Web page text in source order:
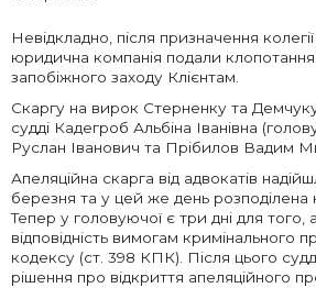
Невідкладно, після призначення
юридична компанія подали
запобіжного заходу Клієнтам.
Скаргу на вирок Стерненку та
судді Кадегроб Альбіна Іванівна
Руслан Іванович та Прібилов Вадим
Апеляційна скарга від адвокатів
березня та у цей же день розподілена
Тепер у головуючої є три дні для того,
відповідність вимогам кримінального
кодексу (ст. 398 КПК). Після цього
рішення про відкриття апеляційного